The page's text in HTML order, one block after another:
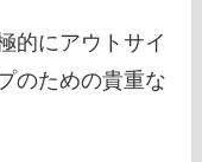
的にアウトサイ
のための貴重な